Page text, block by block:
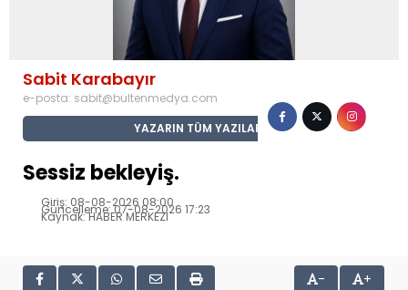
Sabit Karabayır
e-posta: sabit@bultenmedya.com
YAZARIN TÜM YAZILARI
Sessiz bekleyiş.
Giriş: 08-08-2026 08:00
Güncelleme: 07-08-2026 17:23
Kaynak: HABER MERKEZI
- +